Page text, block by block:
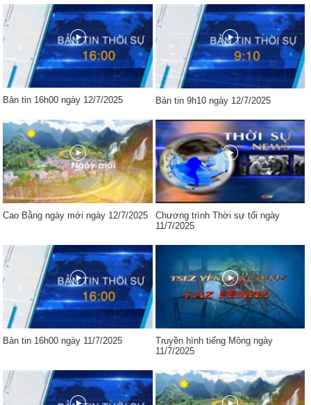
Bản tin 16h00 ngày 12/7/2025 Bản tin 9h10 ngày 12/7/2025
Cao Bằng ngày mới ngày 12/7/2025
Chương trình Thời sự tối ngày
11/7/2025
Bản tin 16h00 ngày 11/7/2025
Truyền hình tiếng Mông ngày
11/7/2025